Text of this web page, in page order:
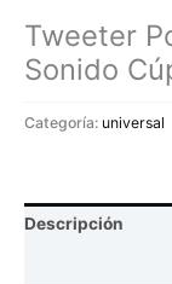
Tweeter
Sonido
Categoría: universal
Descripción